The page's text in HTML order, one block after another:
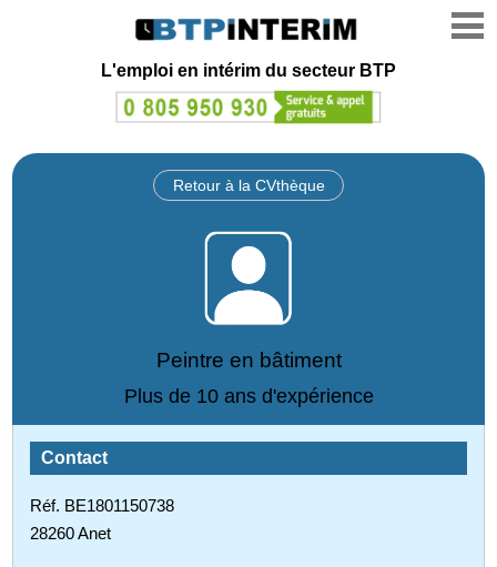
L'emploi en intérim du secteur BTP
Retour à la CVthèque
Peintre en bâtiment
Plus de 10 ans d'expérience
Contact
Réf. BE1801150738
28260 Anet